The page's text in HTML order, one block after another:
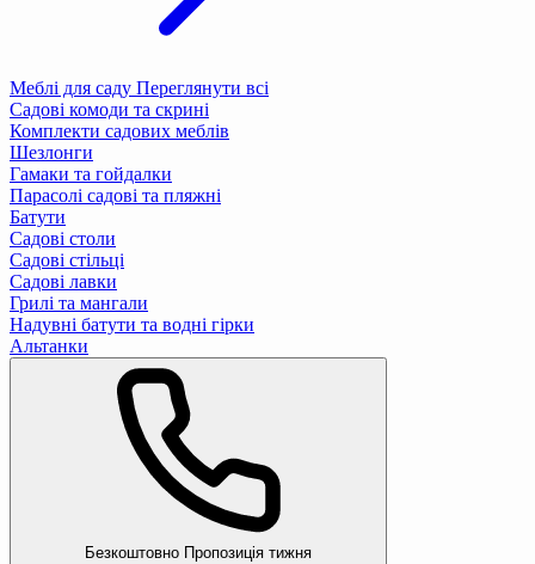
Меблі для саду Переглянути всі
Садові комоди та скрині
Комплекти садових меблів
Шезлонги
Гамаки та гойдалки
Парасолі садові та пляжні
Батути
Садові столи
Садові стільці
Садові лавки
Грилі та мангали
Надувні батути та водні гірки
Альтанки
Безкоштовно Пропозиція тижня